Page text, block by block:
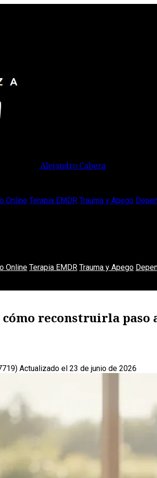
Alejandro Cabeza
Online Terapia EMDR Trauma y Apego
Online Terapia EMDR Trauma y Apego
reconstruirla paso
Actualizado el 23 de junio de 2026